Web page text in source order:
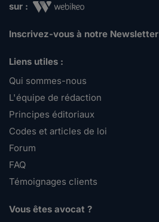
sur :
Inscrivez-vous à notre Newsletter
Liens utiles :
Qui sommes-nous
L'équipe de rédaction
Principes éditoriaux
Codes et articles de loi
Forum
FAQ
Témoignages clients
Vous êtes avocat ?